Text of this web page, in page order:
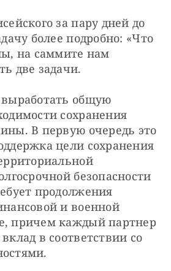
за пару дней до
более подробно: «Что
на саммите нам
две задачи.
общую
сохранения
В первую очередь это
цели сохранения
безопасности
продолжения
и военной
причем каждый партнер
в соответствии со